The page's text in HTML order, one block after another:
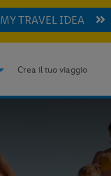
MY TRAVEL IDEA
Crea il tuo viaggio